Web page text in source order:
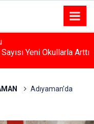
Yeni Okullarla Arttı
Adıyaman’da